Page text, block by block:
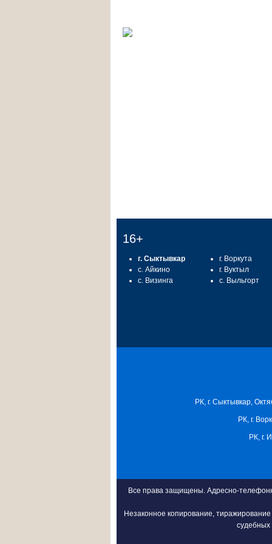
16+
г. Сыктывкар
с. Айкино
с. Визинга
г. Воркута
г. Вуктыл
с. Выльгорт
РК, г. Сыктывкар,
РК, г.
РК, г.
Все права защищены. Адресно-
Незаконное копирование,
судебных